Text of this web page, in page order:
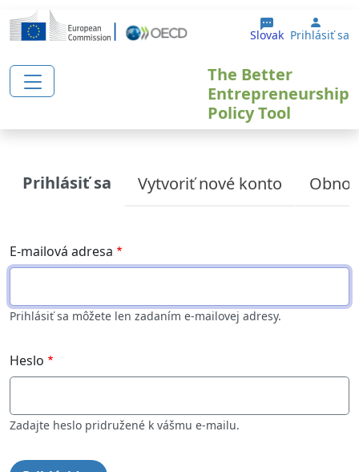
Skočiť na hlavný obsah
Slovak User
Prihlásiť sa
The Better
Entrepreneurship
Policy Tool
Primary tabs
Prihlásiť sa Vytvoriť nové konto
E-mailová adresa
Prihlásiť sa môžete len zadaním e-mailovej adresy.
Heslo
Zadajte heslo pridružené k vášmu e-mailu.